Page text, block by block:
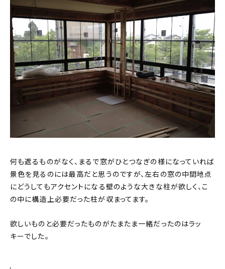
何も遮るものがなく、まるで窓がひとつなぎの様になっていれば
景色を見るのには最高だと思うのですが、左右の窓の中間地点
にどうしてもアクセントになる壁のような大きな柱が欲しく、こ
の中に構造上必要だった柱が収まってます。
欲しいものと必要だったものがたまたま一緒だったのはラッ
キーでした。